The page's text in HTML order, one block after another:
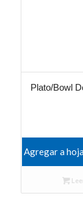
Plato/Bowl
Agregar a